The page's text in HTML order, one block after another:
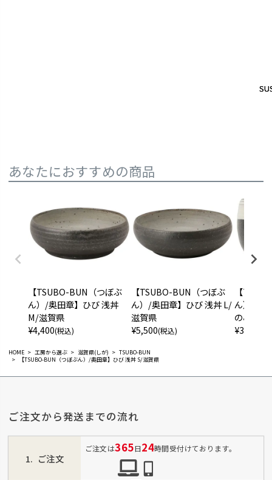
HOME 工房から選ぶ 滋賀県(しが)
TSUBO-BUN
【TSUBO-BUN（つぼぶん）/奥田章】ひび 浅丼 S/滋賀県
あなたにおすすめの商品
【TSUBO-BUN（つぼぶ
ん）/奥田章】ひび 浅丼
M/滋賀県
¥4,400(税込)
【TSUBO-BUN（つぼぶ
ん）/奥田章】ひび 浅丼 L/
滋賀県
¥5,500(税込)
【
ん）/奥
のみ(S)/
¥3,520
ご注文から発送までの流れ
ご注文
ご注文は365日24時間受付けております。